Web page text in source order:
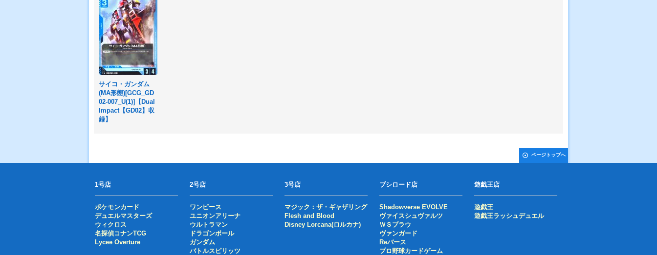
サイコ・ガンダム
(MA形態)[GCG_GD
02-007_U(1)]【Dual
Impact【GD02】収
録】
ページトップへ
1号店
ポケモンカード
デュエルマスターズ
ウィクロス
名探偵コナンTCG
Lycee Overture
2号店
ワンピース
ユニオンアリーナ
ウルトラマン
ドラゴンボール
ガンダム
バトルスピリッツ
3号店
マジック：ザ・ギャザリング
Flesh and Blood
Disney Lorcana(ロルカナ)
ブシロード店
Shadowverse EVOLVE
ヴァイスシュヴァルツ
ＷＳブラウ
ヴァンガード
Reバース
プロ野球カードゲーム
遊戯王店
遊戯王
遊戯王ラッシュデュエル